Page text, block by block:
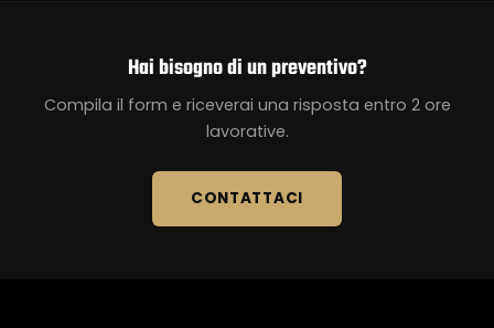
Hai bisogno di un preventivo?
Compila il form e riceverai una risposta entro 2 ore
lavorative.
CONTATTACI